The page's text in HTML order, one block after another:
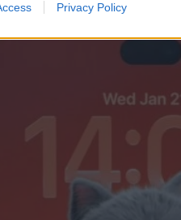
Privacy Policy